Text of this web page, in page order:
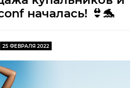
началась! 👙🐬
25 ФЕВРАЛЯ 2022